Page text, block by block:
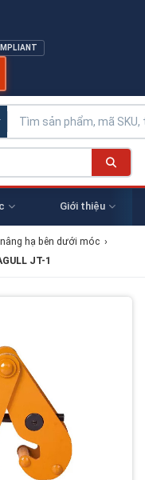
Giới thiệu
hạ bên dưới móc ›
JT-1